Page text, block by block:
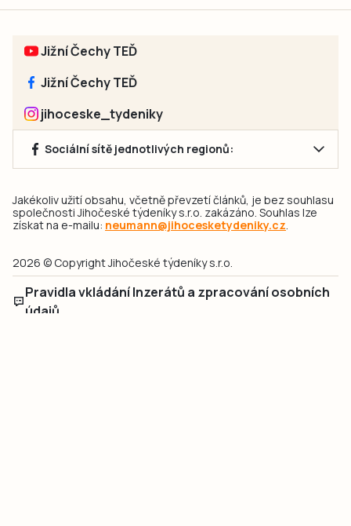
Jižní Čechy TEĎ
Jižní Čechy TEĎ
jihoceske_tydeniky
Sociální sítě jednotlivých regionů:
Jakékoliv užití obsahu, včetně převzetí článků, je bez souhlasu
společnosti Jihočeské týdeníky s.r.o. zakázáno. Souhlas lze
získat na e-mailu: neumann@jihocesketydeniky.cz
2026 © Copyright Jihočeské týdeníky s.r.o.
Pravidla vkládání Inzerátů a zpracování osobních
údajů